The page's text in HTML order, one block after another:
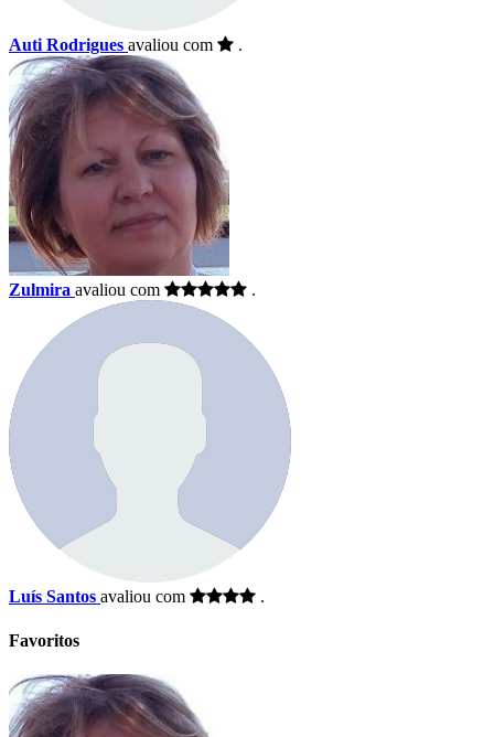
Auti Rodrigues avaliou com .
Zulmira avaliou com .
Luís Santos avaliou com .
Favoritos